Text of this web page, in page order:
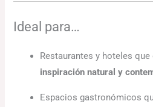
Ideal para…
Restaurantes y hoteles
inspiración natural y
Espacios gastronómicos